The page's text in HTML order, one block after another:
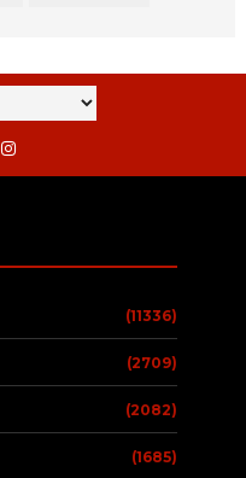
(11336)
(2709)
(2082)
(1685)